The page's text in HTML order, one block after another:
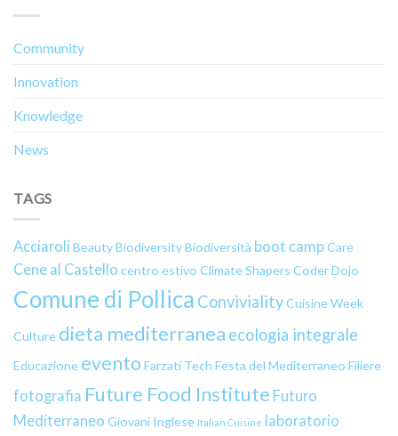
Community
Innovation
Knowledge
News
TAGS
Acciaroli BeautyBiodiversityBiodiversità boot campCare
Cene al Castello centro estivo Climate Shapers Coder Dojo
Comune di Pollica ConvivialityCuisine Week
Culture dieta mediterranea ecologia integrale
Educazione evento Farzati Tech Festa del Mediterraneo Filiere
fotografia Future Food Institute Futuro
Mediterraneo Giovani Inglese Italian Cuisine laboratorio